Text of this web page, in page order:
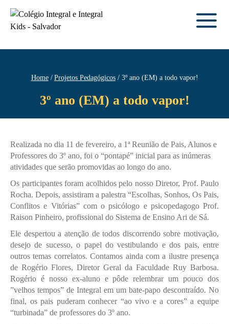
Home Projetos Pedagógicos 3º ano (EM) a todo vapor!
3º ano (EM) a todo vapor!
Realizada no dia 11 de fevereiro, a 1ª Reunião de Pais, Alunos e
Professores do 3º ano, foi o “pontapé” inicial para as inúmeras
atividades que serão promovidas ao longo do ano.
Os participantes foram acolhidos pelo nosso Diretor, Prof. Paulo
Rocha. Depois, assistiram a palestra “Escolhas, Sonhos, Os Pais,
Conflitos e Vitórias” com o psicólogo e psicopedagogo Prof.
Raison Pinheiro, profissional do Sistema de Ensino Ari de Sá.
Ele despertou a atenção de todos discorrendo sobre motivação,
desejo de sucesso, o papel do vestibulando e dos pais, entre
outros temas correlatos. Contamos ainda com a ilustre presença
de Rogério Flores, Diretor Geral da Faculdade Ruy Barbosa.
Rogério é nosso ex-aluno e pôde relembrar um pouco dos
”velhos tempos” de Integral em um bate-papo descontraído. No
final, os pais puderam conhecer “ao vivo e a cores” a equipe
“turbinada” de professores do 3º ano.